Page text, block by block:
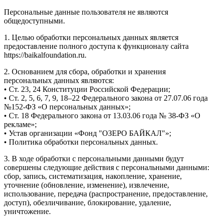
Персональные данные пользователя не являются
общедоступными.
1. Целью обработки персональных данных является
предоставление полного доступа к функционалу сайта
https://baikalfoundation.ru.
2. Основанием для сбора, обработки и хранения
персональных данных являются:
• Ст. 23, 24 Конституции Российской Федерации;
• Ст. 2, 5, 6, 7, 9, 18–22 Федерального закона от 27.07.06 года
№152-ФЗ «О персональных данных»;
• Ст. 18 Федерального закона от 13.03.06 года № 38-ФЗ «О
рекламе»;
• Устав организации «Фонд "ОЗЕРО БАЙКАЛ"»;
• Политика обработки персональных данных.
3. В ходе обработки с персональными данными будут
совершены следующие действия с персональными данными:
сбор, запись, систематизация, накопление, хранение,
уточнение (обновление, изменение), извлечение,
использование, передача (распространение, предоставление,
доступ), обезличивание, блокирование, удаление,
уничтожение.